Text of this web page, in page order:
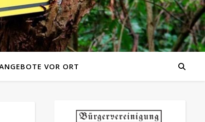
VOR ORT